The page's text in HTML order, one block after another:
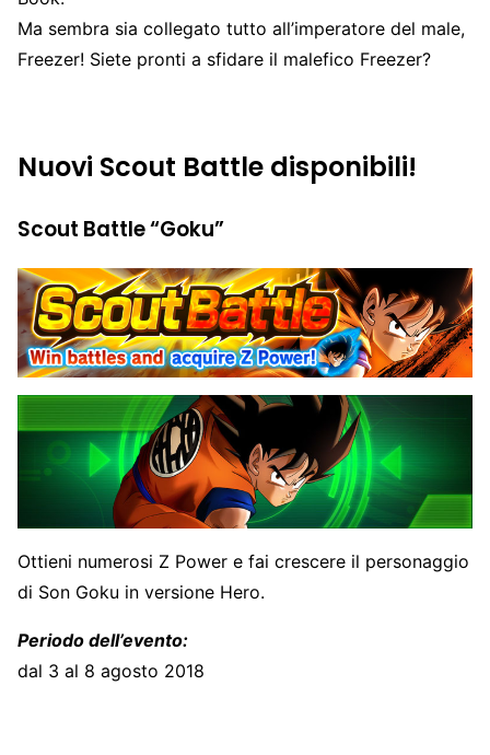
Ma sembra sia collegato tutto all’imperatore del male,
Freezer! Siete pronti a sfidare il malefico Freezer?
Nuovi Scout Battle disponibili!
Scout Battle “Goku”
Ottieni numerosi Z Power e fai crescere il personaggio
di Son Goku in versione Hero.
Periodo dell’evento:
dal 3 al 8 agosto 2018